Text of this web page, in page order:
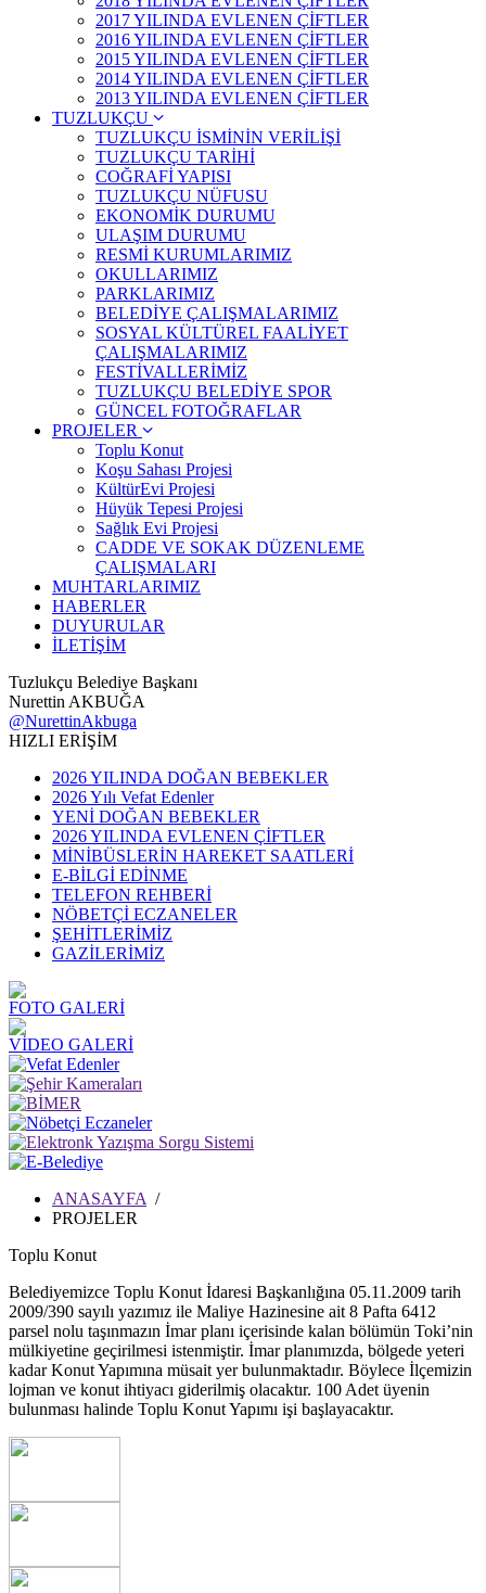
2017 YILINDA EVLENEN ÇİFTLER
2016 YILINDA EVLENEN ÇİFTLER
2015 YILINDA EVLENEN ÇİFTLER
2014 YILINDA EVLENEN ÇİFTLER
2013 YILINDA EVLENEN ÇİFTLER
TUZLUKÇU
TUZLUKÇU İSMİNİN VERİLİŞİ
TUZLUKÇU TARİHİ
COĞRAFİ YAPISI
TUZLUKÇU NÜFUSU
EKONOMİK DURUMU
ULAŞIM DURUMU
RESMİ KURUMLARIMIZ
OKULLARIMIZ
PARKLARIMIZ
BELEDİYE ÇALIŞMALARIMIZ
SOSYAL KÜLTÜREL FAALİYET
ÇALIŞMALARIMIZ
FESTİVALLERİMİZ
TUZLUKÇU BELEDİYE SPOR
GÜNCEL FOTOĞRAFLAR
PROJELER
Toplu Konut
Koşu Sahası Projesi
KültürEvi Projesi
Hüyük Tepesi Projesi
Sağlık Evi Projesi
CADDE VE SOKAK DÜZENLEME
ÇALIŞMALARI
MUHTARLARIMIZ
HABERLER
DUYURULAR
İLETİŞİM
Tuzlukçu Belediye Başkanı
Nurettin AKBUĞA
@NurettinAkbuga
HIZLI ERİŞİM
2026 YILINDA DOĞAN BEBEKLER
2026 Yılı Vefat Edenler
YENİ DOĞAN BEBEKLER
2026 YILINDA EVLENEN ÇİFTLER
MİNİBÜSLERİN HAREKET SAATLERİ
E-BİLGİ EDİNME
TELEFON REHBERİ
NÖBETÇİ ECZANELER
ŞEHİTLERİMİZ
GAZİLERİMİZ
FOTO GALERİ
VİDEO GALERİ
ANASAYFA /
PROJELER
Toplu Konut
Belediyemizce Toplu Konut İdaresi Başkanlığına 05.11.2009 tarih
2009/390 sayılı yazımız ile Maliye Hazinesine ait 8 Pafta 6412
parsel nolu taşınmazın İmar planı içerisinde kalan bölümün Toki’nin
mülkiyetine geçirilmesi istenmiştir. İmar planımızda, bölgede yeteri
kadar Konut Yapımına müsait yer bulunmaktadır. Böylece İlçemizin
lojman ve konut ihtiyacı giderilmiş olacaktır. 100 Adet üyenin
bulunması halinde Toplu Konut Yapımı işi başlayacaktır.